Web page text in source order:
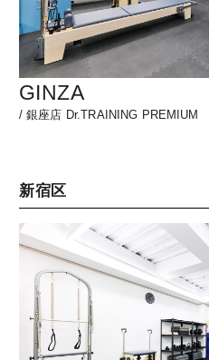
GINZA
/銀座店 Dr.TRAINING PREMIUM
新宿区